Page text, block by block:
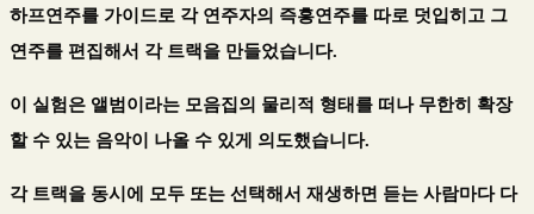
하프연주를 가이드로 각 연주자의 즉흥연주를 따로 덧입히고 그
연주를 편집해서 각 트랙을 만들었습니다.
이 실험은 앨범이라는 모음집의 물리적 형태를 떠나 무한히 확장
할 수 있는 음악이 나올 수 있게 의도했습니다.
각 트랙을 동시에 모두 또는 선택해서 재생하면 듣는 사람마다 다